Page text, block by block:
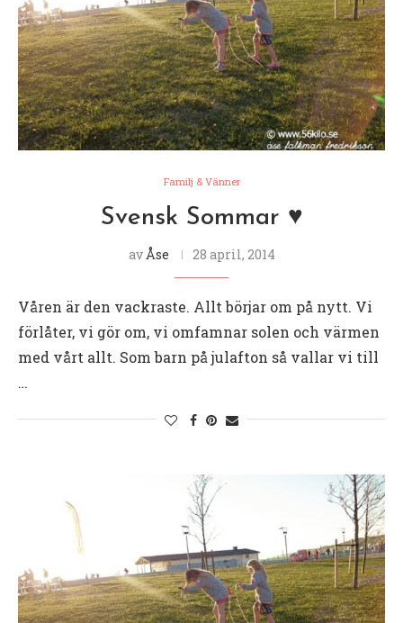
Familj & Vänner
Svensk Sommar ♥
av Åse 28 april, 2014
Våren är den vackraste. Allt börjar om på nytt. Vi
förlåter, vi gör om, vi omfamnar solen och värmen
med vårt allt. Som barn på julafton så vallar vi till
…